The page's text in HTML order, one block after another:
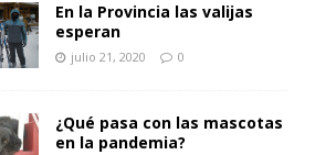
En la Provincia las valijas
esperan
julio 21, 2020 0
¿Qué pasa con las mascotas
en la pandemia?